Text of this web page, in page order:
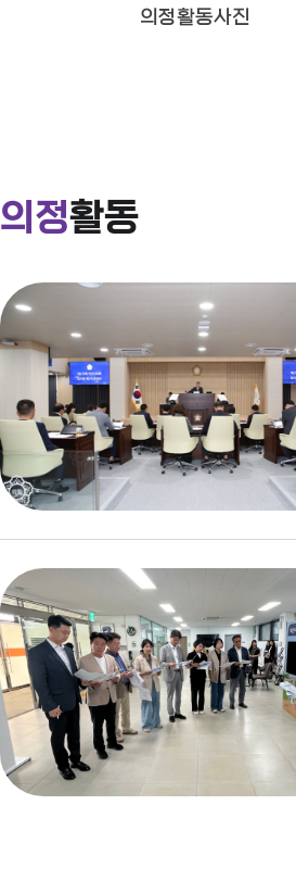
2026년
2026년
제279
제279
제10대
제278
의정활동사진
의정활동